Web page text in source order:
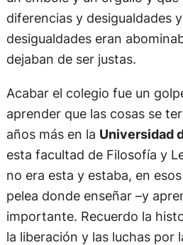
diferencias y desigualdades
desigualdades eran
dejaban de ser justas.
Acabar el colegio fue un
aprender que las cosas se
años más en la Universidad
esta facultad de Filosofía y
no era esta y estaba, en
pelea donde enseñar –y
importante. Recuerdo la
la liberación y las luchas por